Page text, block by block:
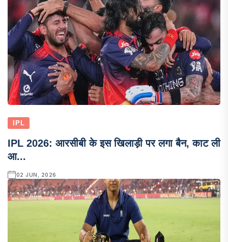
IPL
IPL 2026: आरसीबी के इस खिलाड़ी पर लगा बैन, काट ली
आ...
02 JUN, 2026